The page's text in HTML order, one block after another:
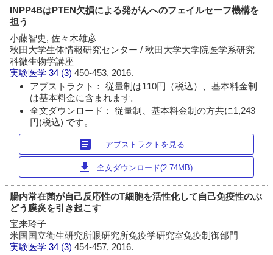
INPP4BはPTEN欠損による発がんへのフェイルセーフ機構を
担う
小藤智史, 佐々木雄彦
秋田大学生体情報研究センター / 秋田大学大学院医学系研究
科微生物学講座
実験医学 34 (3)450-453, 2016.
アブストラクト： 従量制は110円（税込）、基本料金制
は基本料金に含まれます。
全文ダウンロード： 従量制、基本料金制の方共に1,243
円(税込) です。
article アブストラクトを見る
download 全文ダウンロード(2.74MB)
腸内常在菌が自己反応性のT細胞を活性化して自己免疫性のぶ
どう膜炎を引き起こす
宝来玲子
米国国立衛生研究所眼研究所免疫学研究室免疫制御部門
実験医学 34 (3)454-457, 2016.